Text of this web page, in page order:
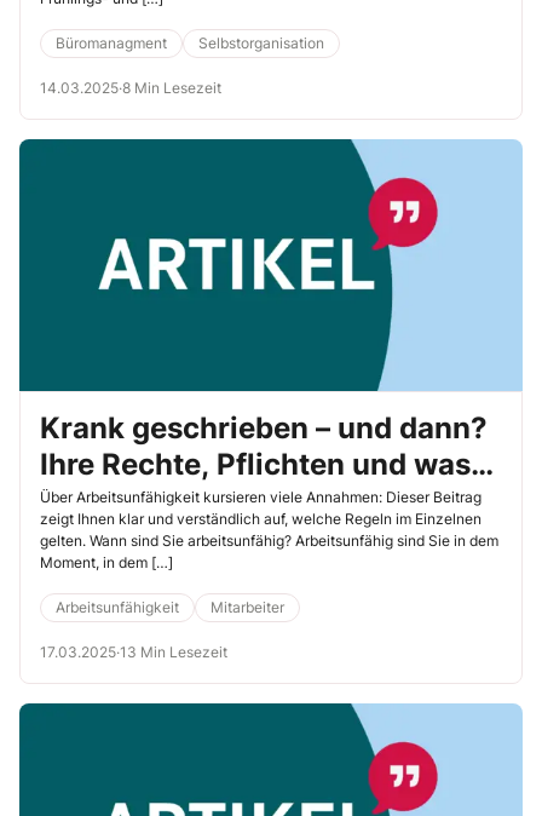
Büromanagment Selbstorganisation
14.03.2025·8 Min Lesezeit
Krank geschrieben – und dann?
Ihre Rechte, Pflichten und was
Sie beachten sollten
Über Arbeitsunfähigkeit kursieren viele Annahmen: Dieser Beitrag
zeigt Ihnen klar und verständlich auf, welche Regeln im Einzelnen
gelten. Wann sind Sie arbeitsunfähig? Arbeitsunfähig sind Sie in dem
Moment, in dem […]
Arbeitsunfähigkeit Mitarbeiter
17.03.2025·13 Min Lesezeit